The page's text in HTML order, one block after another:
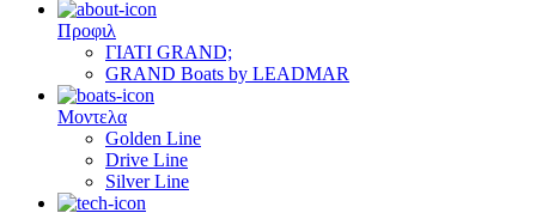
Προφιλ
ΓΙΑΤΙ GRAND;
GRAND Boats by LEADMAR
Μοντελα
Golden Line
Drive Line
Silver Line